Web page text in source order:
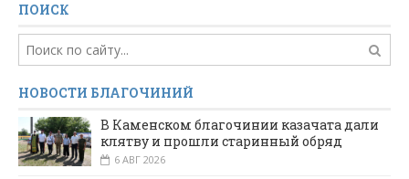
ПОИСК
НОВОСТИ БЛАГОЧИНИЙ
В Каменском благочинии казачата дали
клятву и прошли старинный обряд
6 АВГ 2026